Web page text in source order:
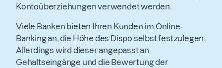
Kontoüberziehungen verwendet werden.
Viele Banken bieten Ihren Kunden im Online-
Banking an, die Höhe des Dispo selbst festzulegen.
Allerdings wird dieser angepasst an
Gehaltseingänge und die Bewertung der